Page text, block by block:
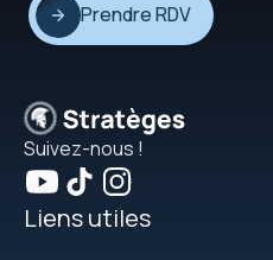
Prendre RDV
Suivez-nous !
Liens utiles